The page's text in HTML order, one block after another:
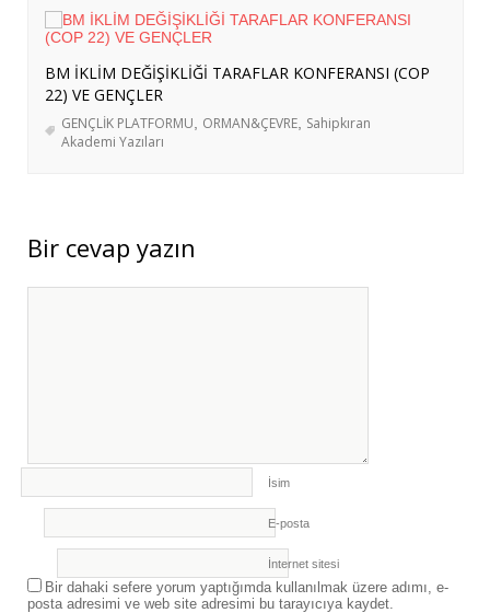
ABD-İRAN GERİLİMİ: SAVAŞ ÖNCESİ
BÖLGESEL HAZIRLIKLAR, STRATEJİK
HEDEFLER VE GELECEK PROJEKSİYONU-
29 Temmuz 2026
BM İKLİM DEĞİŞİKLİĞİ TARAFLAR KONFERANSI (COP
22) VE GENÇLER
GENÇLİK PLATFORMU ORMAN&ÇEVRE Sahipkıran
Akademi Yazıları
Bir cevap yazın
İsim
E-posta
İnternet sitesi
Bir dahaki sefere yorum yaptığımda kullanılmak üzere adımı, e-
posta adresimi ve web site adresimi bu tarayıcıya kaydet.